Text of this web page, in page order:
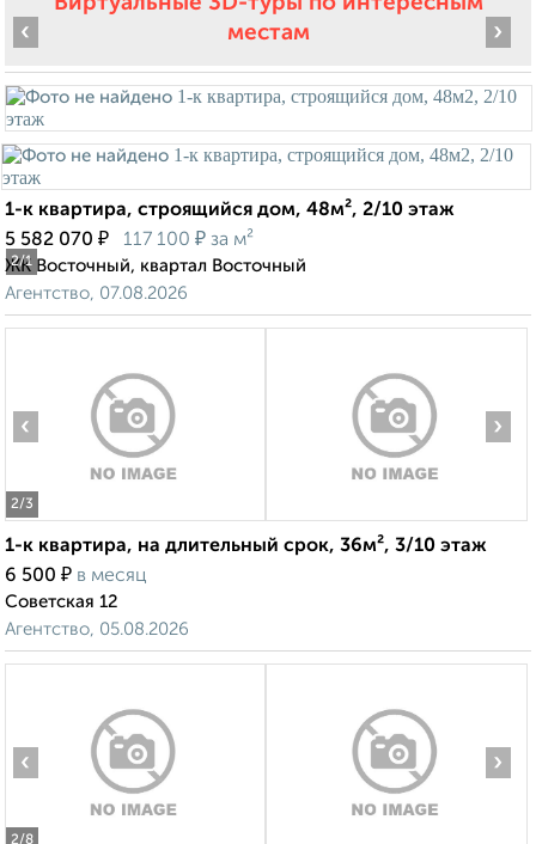
местам
2/1
‹ ›
1-к квартира, строящийся дом, 48м², 2/10 этаж
5 582 070 ₽ 117 100 ₽ за м²
ЖК Восточный, квартал Восточный
Агентство, 07.08.2026
2/3
‹ ›
1-к квартира, на длительный срок, 36м², 3/10 этаж
6 500 ₽ в месяц
Советская 12
Агентство, 05.08.2026
2/8
‹ ›